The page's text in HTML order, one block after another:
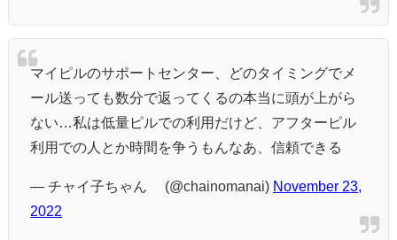
マイピルのサポートセンター、どのタイミングでメ
ール送っても数分で返ってくるの本当に頭が上がら
ない…私は低量ピルでの利用だけど、アフターピル
利用での人とか時間を争うもんなあ、信頼できる
— チャイ子ちゃん® (@chainomanai) November 23,
2022